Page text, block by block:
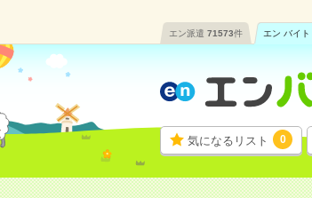
エン派遣 71573件 エン バイト
気になるリスト 0